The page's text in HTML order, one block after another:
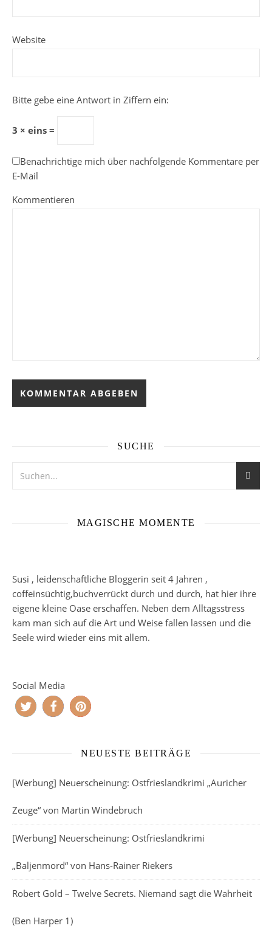
Website
Bitte gebe eine Antwort in Ziffern ein:
3 × eins =
Benachrichtige mich über nachfolgende Kommentare per
E-Mail
Kommentieren
SUCHE
MAGISCHE MOMENTE
Susi , leidenschaftliche Bloggerin seit 4 Jahren ,
coffeinsüchtig,buchverrückt durch und durch, hat hier ihre
eigene kleine Oase erschaffen. Neben dem Alltagsstress
kam man sich auf die Art und Weise fallen lassen und die
Seele wird wieder eins mit allem.
Social Media
NEUESTE BEITRÄGE
[Werbung] Neuerscheinung: Ostfrieslandkrimi „Auricher
Zeuge“ von Martin Windebruch
[Werbung] Neuerscheinung: Ostfrieslandkrimi
„Baljenmord“ von Hans-Rainer Riekers
Robert Gold – Twelve Secrets. Niemand sagt die Wahrheit
(Ben Harper 1)